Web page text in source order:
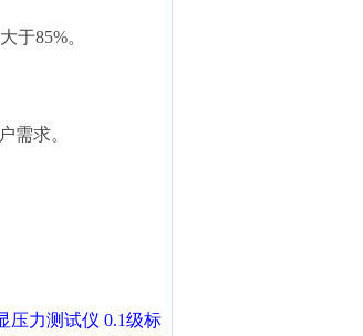
于85%。
需求。
压力测试仪 0.1级标